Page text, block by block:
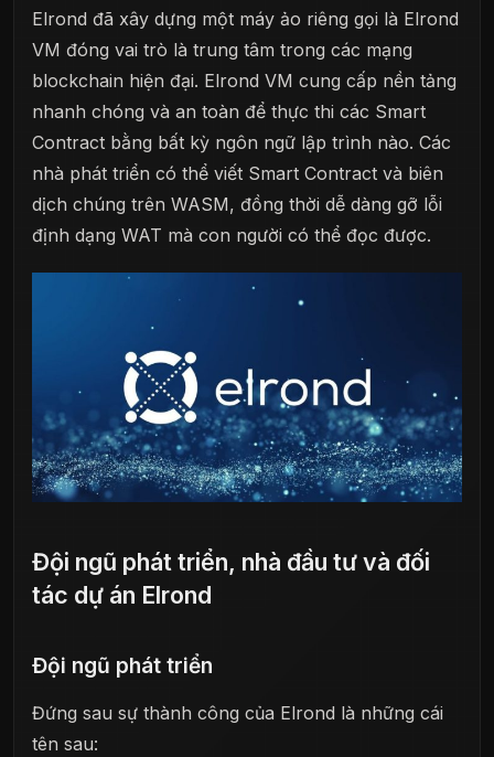
Elrond đã xây dựng một máy ảo riêng gọi là Elrond
VM đóng vai trò là trung tâm trong các mạng
blockchain hiện đại. Elrond VM cung cấp nền tảng
nhanh chóng và an toàn để thực thi các Smart
Contract bằng bất kỳ ngôn ngữ lập trình nào. Các
nhà phát triển có thể viết Smart Contract và biên
dịch chúng trên WASM, đồng thời dễ dàng gỡ lỗi
định dạng WAT mà con người có thể đọc được.
Đội ngũ phát triển, nhà đầu tư và đối
tác dự án Elrond
Đội ngũ phát triển
Đứng sau sự thành công của Elrond là những cái
tên sau: